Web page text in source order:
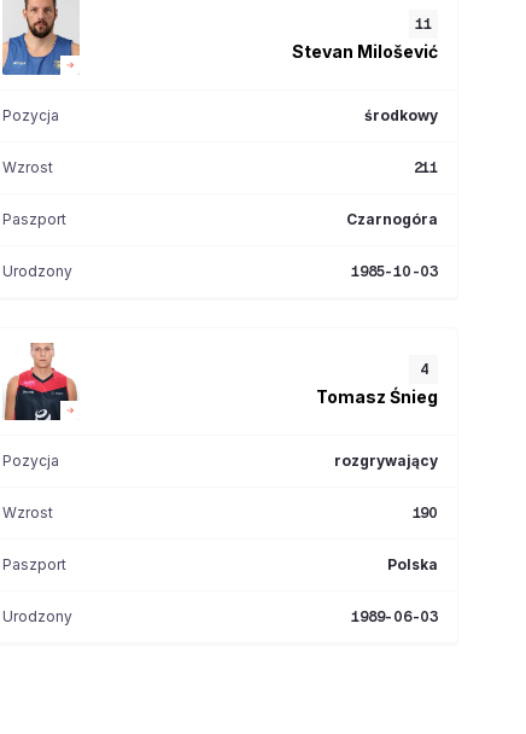
11
Stevan Milošević
Pozycja środkowy
Wzrost 211
Paszport Czarnogóra
Urodzony 1985-10-03
4
Tomasz Śnieg
Pozycja rozgrywający
Wzrost 190
Paszport Polska
Urodzony 1989-06-03